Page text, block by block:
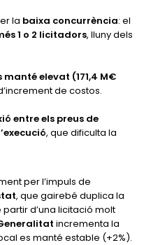
la baixa concurrència: el
1 o 2 licitadors, lluny dels
manté elevat (171,4 M€
de costos.
entre els preus de
, que dificulta la
per l’impuls de
, que gairebé duplica la
d’una licitació molt
incrementa la
es manté estable (+2%).